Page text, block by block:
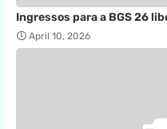
Ingressos para a BGS 26
April 10, 2026